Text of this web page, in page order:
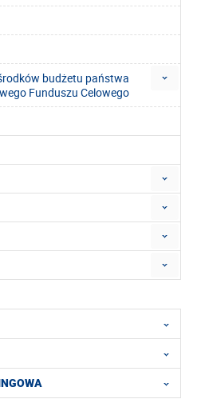
budżetu państwa
Funduszu Celowego